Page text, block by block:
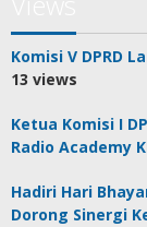
Komisi V DPRD
13 views
Ketua Komisi I
Radio Academy
Hadiri Hari
Dorong Sinergi